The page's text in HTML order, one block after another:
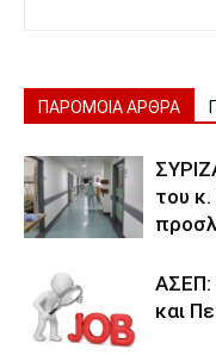
ΠΑΡΟΜΟΙΑ ΑΡΘΡΑ
του
ΑΣΕΠ:
και